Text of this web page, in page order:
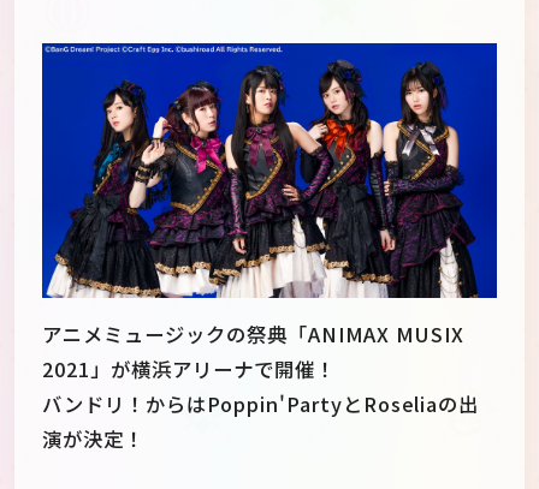
アニメミュージックの祭典「ANIMAX MUSIX
2021」が横浜アリーナで開催！
バンドリ！からはPoppin'PartyとRoseliaの出
演が決定！